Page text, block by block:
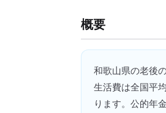
概要
和歌山県の老後
生活費は全国平
ります。公的年